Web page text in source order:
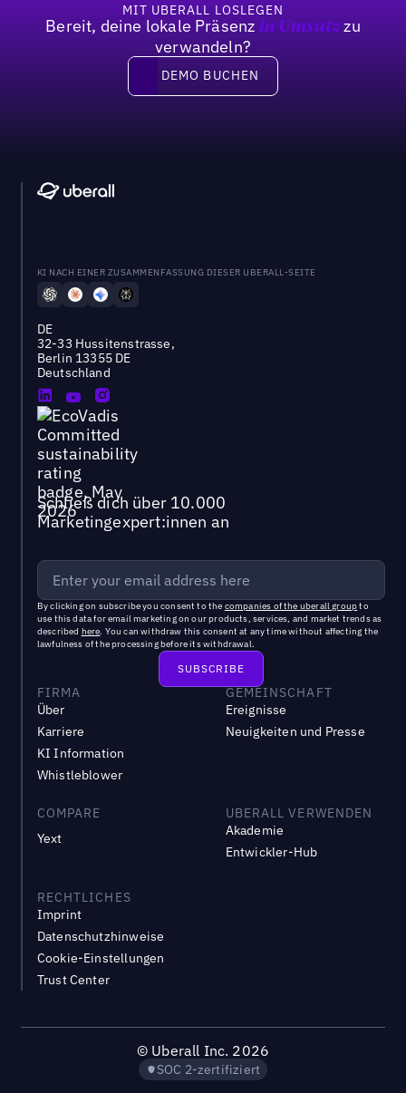
MIT UBERALL LOSLEGEN
Bereit, deine lokale Präsenz in Umsatzzu
verwandeln?
DEMO BUCHEN
DEMO BUCHEN
KI NACH EINER ZUSAMMENFASSUNG DIESER UBERALL-SEITE
DE
32-33 Hussitenstrasse,
Berlin 13355 DE
Deutschland
Schließ dich über 10.000
Marketingexpert:innen an
By clicking on subscribe you consent to the companies of the uberall groupto
use this data for email marketing on our products, services, and market trends as
described here. You can withdraw this consent at any time without affecting the
lawfulness of the processing before its withdrawal.
FIRMA
Über
Karriere
KI Information
Whistleblower
GEMEINSCHAFT
Ereignisse
Neuigkeiten und Presse
COMPARE
Yext
UBERALL VERWENDEN
Akademie
Entwickler-Hub
RECHTLICHES
Imprint
Datenschutzhinweise
Cookie-Einstellungen
Trust Center
© Uberall Inc. 2026
SOC 2-zertifiziert